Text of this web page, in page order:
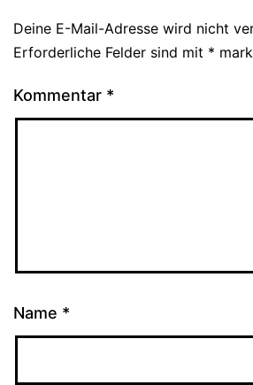
Deine E-Mail-Adresse wird nicht
Erforderliche Felder sind mit *
Kommentar *
Name *